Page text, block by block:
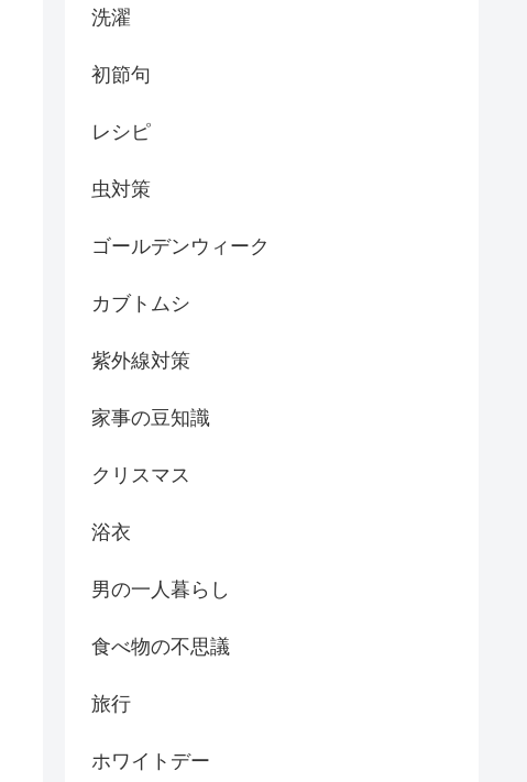
洗濯
初節句
レシピ
虫対策
ゴールデンウィーク
カブトムシ
紫外線対策
家事の豆知識
クリスマス
浴衣
男の一人暮らし
食べ物の不思議
旅行
ホワイトデー